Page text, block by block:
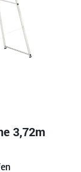
3,72m